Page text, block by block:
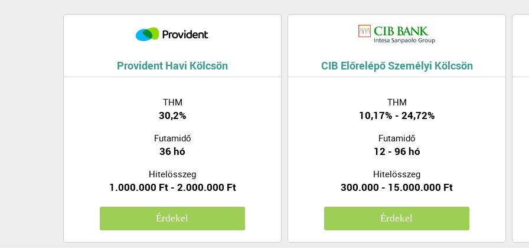
Provident Havi Kölcsön
THM
30,2%
Futamidő
36 hó
Hitelösszeg
1.000.000 Ft - 2.000.000 Ft
Érdekel
CIB Előrelépő Személyi Kölcsön
THM
10,17% - 24,72%
Futamidő
12 - 96 hó
Hitelösszeg
300.000 - 15.000.000 Ft
Érdekel